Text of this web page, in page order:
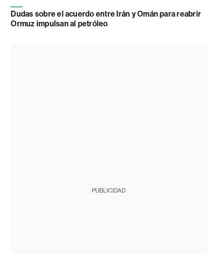
Dudas sobre el acuerdo entre Irán y Omán para reabrir
Ormuz impulsan al petróleo
PUBLICIDAD